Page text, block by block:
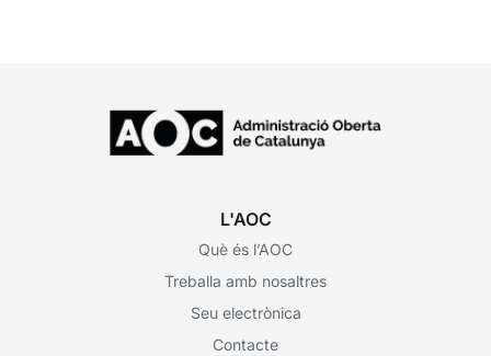
L'AOC
Què és l’AOC
Treballa amb nosaltres
Seu electrònica
Contacte